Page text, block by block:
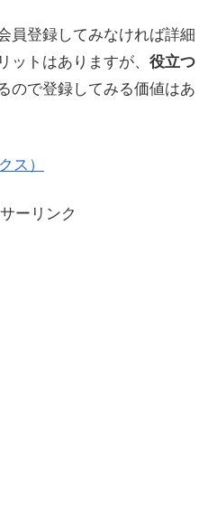
員登録してみなければ詳細
ットはありますが、 役立つ
ので登録してみる価値はあ
ス）
ーリンク